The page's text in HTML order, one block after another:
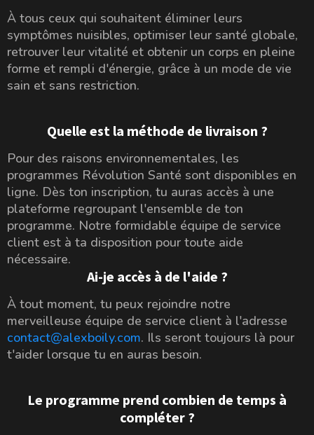
À tous ceux qui souhaitent éliminer leurs
symptômes nuisibles, optimiser leur santé globale,
retrouver leur vitalité et obtenir un corps en pleine
forme et rempli d'énergie, grâce à un mode de vie
sain et sans restriction.
Quelle est la méthode de livraison ?
Pour des raisons environnementales, les
programmes Révolution Santé sont disponibles en
ligne. Dès ton inscription, tu auras accès à une
plateforme regroupant l'ensemble de ton
programme. Notre formidable équipe de service
client est à ta disposition pour toute aide
nécessaire.
Ai-je accès à de l'aide ?
À tout moment, tu peux rejoindre notre
merveilleuse équipe de service client à l'adresse
contact@alexboily.com. Ils seront toujours là pour
t'aider lorsque tu en auras besoin.
Le programme prend combien de temps à
compléter ?